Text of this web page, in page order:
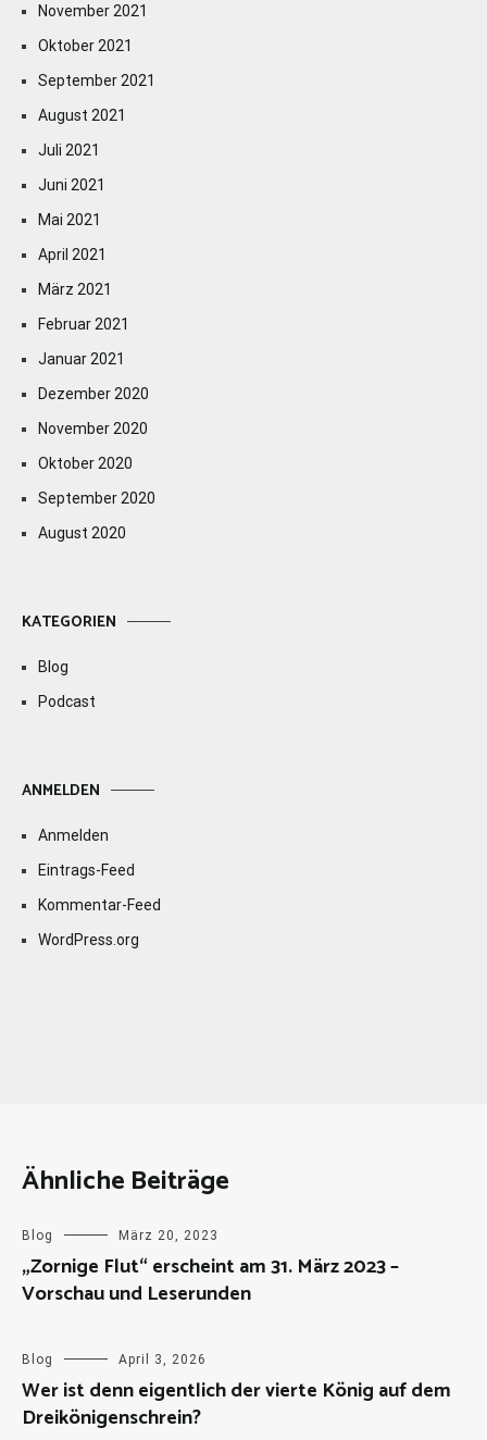
November 2021
Oktober 2021
September 2021
August 2021
Juli 2021
Juni 2021
Mai 2021
April 2021
März 2021
Februar 2021
Januar 2021
Dezember 2020
November 2020
Oktober 2020
September 2020
August 2020
KATEGORIEN
Blog
Podcast
ANMELDEN
Anmelden
Eintrags-Feed
Kommentar-Feed
WordPress.org
Ähnliche Beiträge
Blog März 20, 2023
„Zornige Flut“ erscheint am 31. März 2023 –
Vorschau und Leserunden
Blog April 3, 2026
Wer ist denn eigentlich der vierte König auf dem
Dreikönigenschrein?